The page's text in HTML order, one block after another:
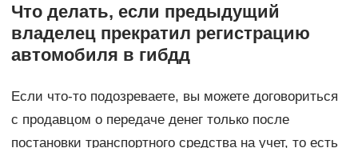
Что делать, если предыдущий
владелец прекратил регистрацию
автомобиля в гибдд
Если что-то подозреваете, вы можете договориться
с продавцом о передаче денег только после
постановки транспортного средства на учет, то есть